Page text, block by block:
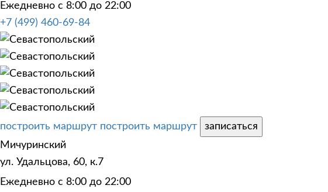
Ежедневно с 8:00 до 22:00
+7 (499) 460-69-84
построить маршрут построить маршрут
записаться
Мичуринский
ул. Удальцова, 60, к.7
Ежедневно с 8:00 до 22:00